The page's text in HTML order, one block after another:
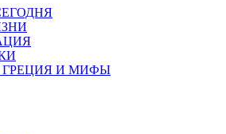
ГРЕЦИЯ И МИФЫ